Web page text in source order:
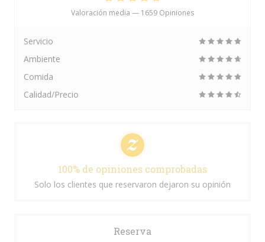
Valoración media — 1659 Opiniones
Servicio
Ambiente
Comida
Calidad/Precio
100% de opiniones comprobadas
Solo los clientes que reservaron dejaron su opinión
Reserva